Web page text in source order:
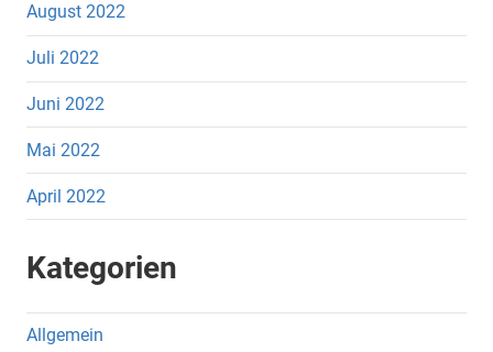
August 2022
Juli 2022
Juni 2022
Mai 2022
April 2022
Kategorien
Allgemein